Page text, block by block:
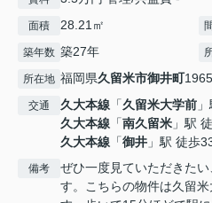
面積 28.21㎡
築年数 築27年
所在地 福岡県久留米市御井町1965
交通 久大本線 「久留米大学前
久大本線 「南久留米 」駅
久大本線 「御井 」駅 徒歩
備考
ぜひ一度見ていただきた
す。こちらの物件は久留